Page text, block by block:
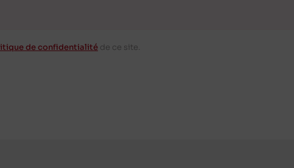
de confidentialité de ce site.